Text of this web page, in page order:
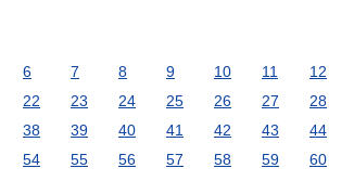
6 7 8 9 10 11 12
22 23 24 25 26 27 28
38 39 40 41 42 43 44
54 55 56 57 58 59 60